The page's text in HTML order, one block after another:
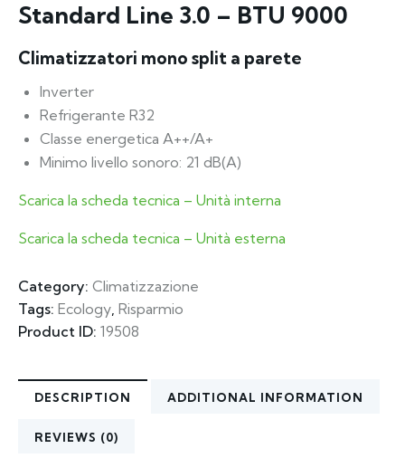
Standard Line 3.0 – BTU 9000
Climatizzatori mono split a parete
Inverter
Refrigerante R32
Classe energetica A++/A+
Minimo livello sonoro: 21 dB(A)
Scarica la scheda tecnica – Unità interna
Scarica la scheda tecnica – Unità esterna
Category: Climatizzazione
Tags: Ecology, Risparmio
Product ID: 19508
DESCRIPTION ADDITIONAL INFORMATION
REVIEWS (0)